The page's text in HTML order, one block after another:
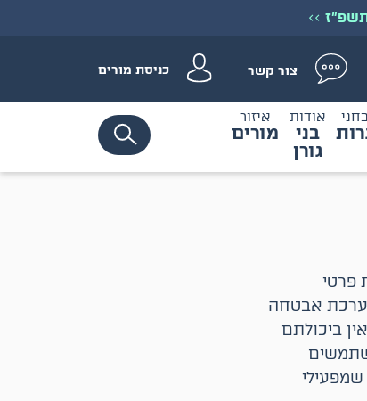
>>
צור קשר כניסת מורים
אודות
בני
גורן
איזור
מורים
פרטי
אבטחה
ביכולתם